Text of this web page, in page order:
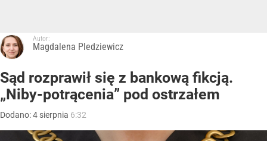
Autor:
Magdalena Pledziewicz
Sąd rozprawił się z bankową fikcją.
„Niby-potrącenia” pod ostrzałem
Dodano:4 sierpnia 6:32